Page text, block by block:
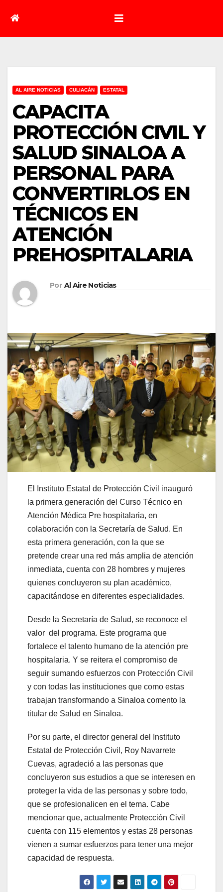
AL AIRE NOTICIAS CULIACÁN ESTATAL
CAPACITA
PROTECCIÓN CIVIL Y
SALUD SINALOA A
PERSONAL PARA
CONVERTIRLOS EN
TÉCNICOS EN
ATENCIÓN
PREHOSPITALARIA
Por Al Aire Noticias
El Instituto Estatal de Protección Civil inauguró
la primera generación del Curso Técnico en
Atención Médica Pre hospitalaria, en
colaboración con la Secretaría de Salud. En
esta primera generación, con la que se
pretende crear una red más amplia de atención
inmediata, cuenta con 28 hombres y mujeres
quienes concluyeron su plan académico,
capacitándose en diferentes especialidades.
Desde la Secretaría de Salud, se reconoce el
valor del programa. Este programa que
fortalece el talento humano de la atención pre
hospitalaria. Y se reitera el compromiso de
seguir sumando esfuerzos con Protección Civil
y con todas las instituciones que como estas
trabajan transformando a Sinaloa comento la
titular de Salud en Sinaloa.
Por su parte, el director general del Instituto
Estatal de Protección Civil, Roy Navarrete
Cuevas, agradeció a las personas que
concluyeron sus estudios a que se interesen en
proteger la vida de las personas y sobre todo,
que se profesionalicen en el tema. Cabe
mencionar que, actualmente Protección Civil
cuenta con 115 elementos y estas 28 personas
vienen a sumar esfuerzos para tener una mejor
capacidad de respuesta.